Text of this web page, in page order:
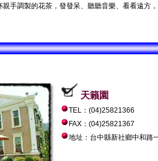
手調製的花茶，發發呆、聽聽音樂、看看遠方
天籟園
TEL：(04)25821366
FAX：(04)25821367
地址： 台中縣新社鄉中和路